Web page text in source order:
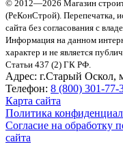
© 2012—2026 Магазин
(РеКонСтрой). Перепечатка,
сайта без согласования с
Информация на данном
характер и не является
Статьи 437 (2) ГК РФ.
Адрес: г.Старый Оскол,
Телефон: 8 (800) 301-77-
Карта сайта
Политика
Согласие на обработку
сайта